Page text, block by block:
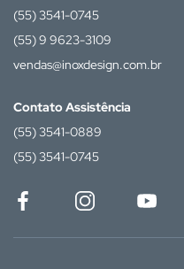
(55) 3541-0745
(55) 9 9623-3109
vendas@inoxdesign.com.br
Contato Assistência
(55) 3541-0889
(55) 3541-0745